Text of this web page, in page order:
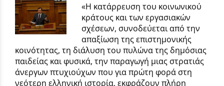
«Η κατάρρευση του κοινωνικού
κράτους και των εργασιακών
σχέσεων, συνοδεύεται από την
απαξίωση της επιστημονικής
κοινότητας, τη διάλυση του πυλώνα της δημόσιας
παιδείας και φυσικά, την παραγωγή μιας στρατιάς
άνεργων πτυχιούχων που για πρώτη φορά στη
νεότερη ελληνική ιστορία, εκφράζουν πλήρη